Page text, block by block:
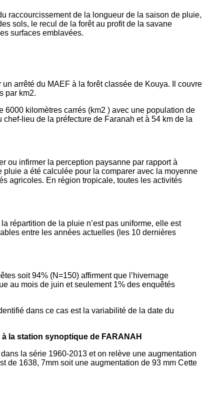
raccourcissement de la longueur de la saison de pluie,
sols, le recul de la forêt au profit de la savane
surfaces emblavées.
arrêté du MAEF à la forêt classée de Kouya. Il couvre
par km2.
6000 kilomètres carrés (km2 ) avec une population de
lieu de la préfecture de Faranah et à 54 km de la
ou infirmer la perception paysanne par rapport à
pluie a été calculée pour la comparer avec la moyenne
agricoles. En région tropicale, toutes les activités
répartition de la pluie n’est pas uniforme, elle est
entre les années actuelles (les 10 dernières
soit 94% (N=150) affirment que l’hivernage
au mois de juin et seulement 1% des enquêtés
dans ce cas est la variabilité de la date du
la station synoptique de FARANAH
la série 1960-2013 et on relève une augmentation
de 1638, 7mm soit une augmentation de 93 mm Cette